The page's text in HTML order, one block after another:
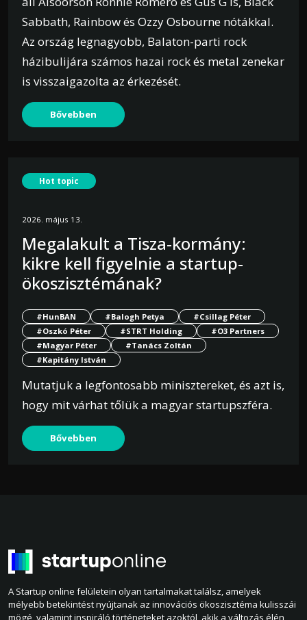
Sabbath, Rainbow és Ozzy Osbourne nótákkal.
Az ország legnagyobb, Balaton-parti rock
házibulijára számos hazai rock és metal zenekar
is visszaigazolta az érkezését.
Bővebben
Hot topic
2026. május 13.
Megalakult a Tisza-kormány:
kikre kell figyelnie a startup-
ökoszisztémának?
#HunBAN #Balogh Petya
#Csillag Péter
#Oszkó Péter
#STRT Holding
#O3 Partners
#Magyar Péter
#Tanács Zoltán
#Kapitány István
Mutatjuk a legfontosabb minisztereket, és azt is,
hogy mit várhat tőlük a magyar startupszféra.
Bővebben
A Startup online felületein olyan tartalmakat találsz, amelyek
mélyebb betekintést nyújtanak az innovációs ökoszisztéma kulisszái
mögé, valamint inspiráló történeteket azoktól, akik a változás élén